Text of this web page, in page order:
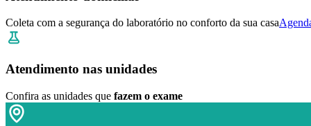
Coleta com a segurança do laboratório no conforto da sua casa
Atendimento nas unidades
Confira as unidades que fazem o exame